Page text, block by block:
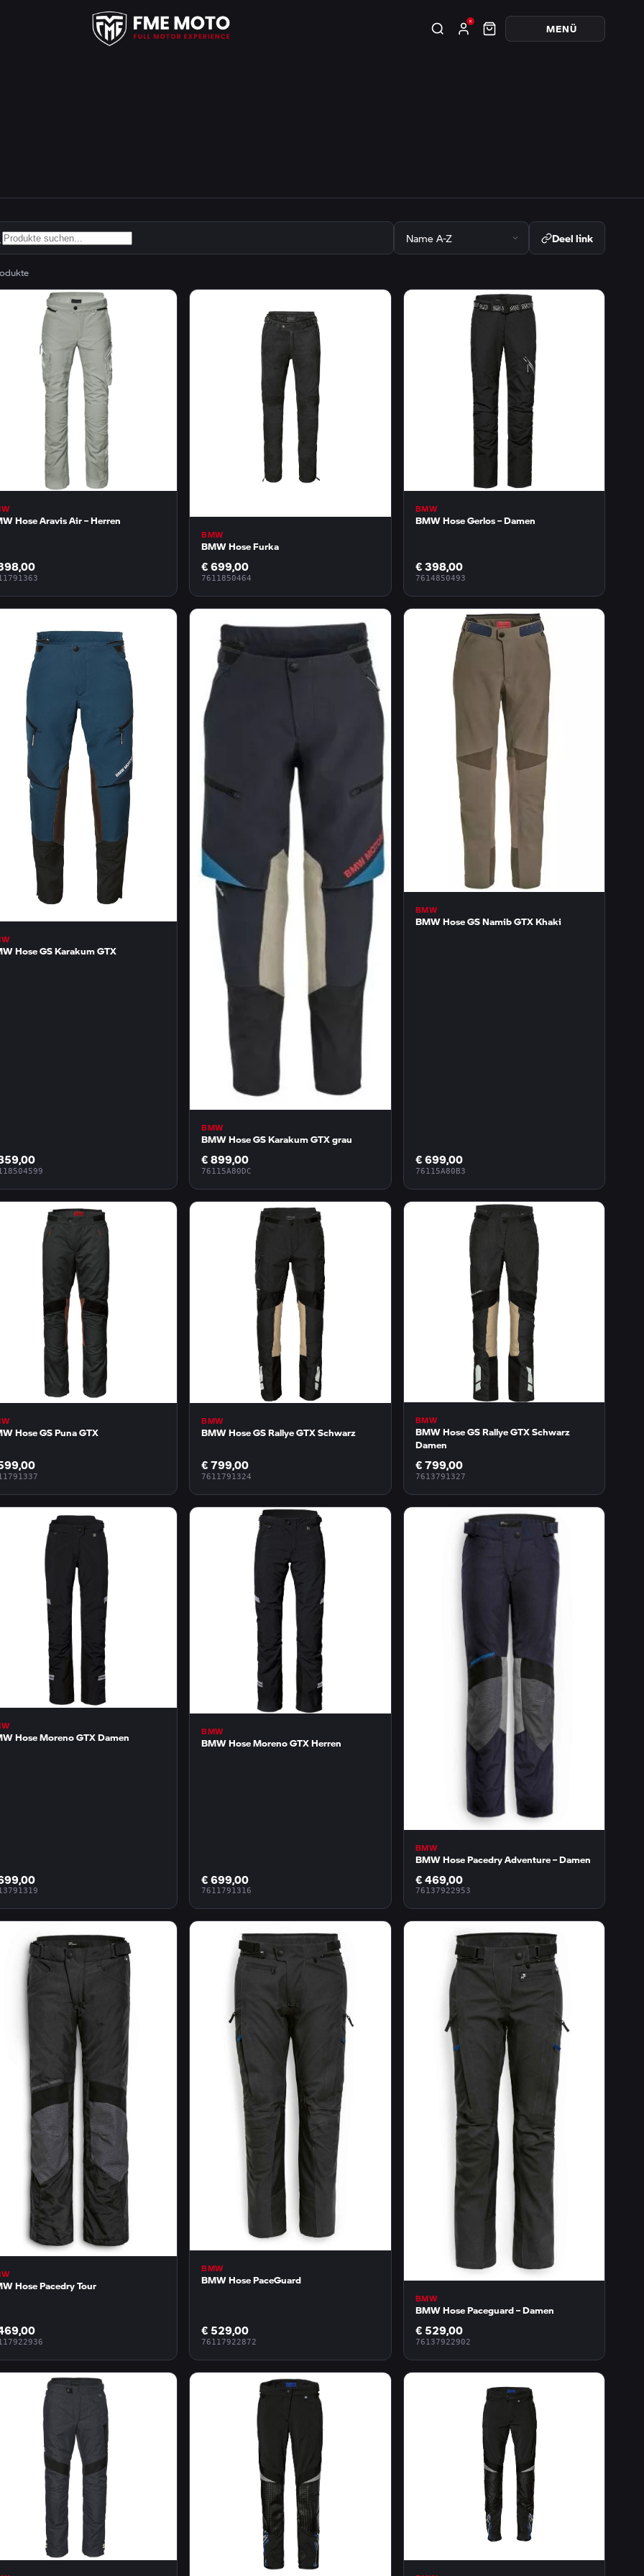
MENÜ
Deel link
Hose Aravis Air – Herren
BMW
BMW Hose Furka
€ 699,00
7611850464
BMW
BMW Hose Gerlos – Damen
€ 398,00
7614850493
Hose GS Karakum GTX
BMW
BMW Hose GS Karakum GTX grau
€ 899,00
76115A80DC
BMW
BMW Hose GS Namib GTX Khaki
€ 699,00
76115A80B3
Hose GS Puna GTX
BMW
BMW Hose GS Rallye GTX Schwarz
€ 799,00
7611791324
BMW
BMW Hose GS Rallye GTX Schwarz
Damen
€ 799,00
7613791327
Hose Moreno GTX Damen
BMW
BMW Hose Moreno GTX Herren
€ 699,00
7611791316
BMW
BMW Hose Pacedry Adventure – Damen
€ 469,00
76137922953
Hose Pacedry Tour
BMW
BMW Hose PaceGuard
€ 529,00
76117922872
BMW
BMW Hose Paceguard – Damen
€ 529,00
76137922902